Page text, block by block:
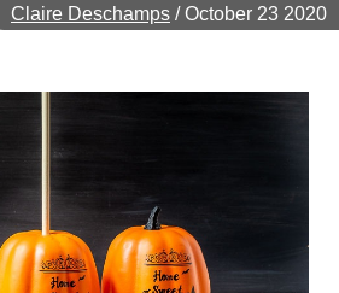
Claire Deschamps /October 23 2020